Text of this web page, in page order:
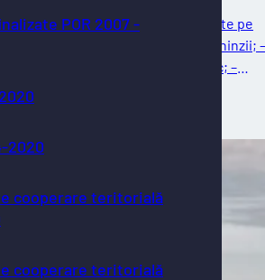
POR 2007 -
2020
cooperare teritorială
cooperare teritorială
curente: – reparații curente pe
parcare la sol pe strada Ghinzii; –
stâlpi din fontă, beton și plastic; –